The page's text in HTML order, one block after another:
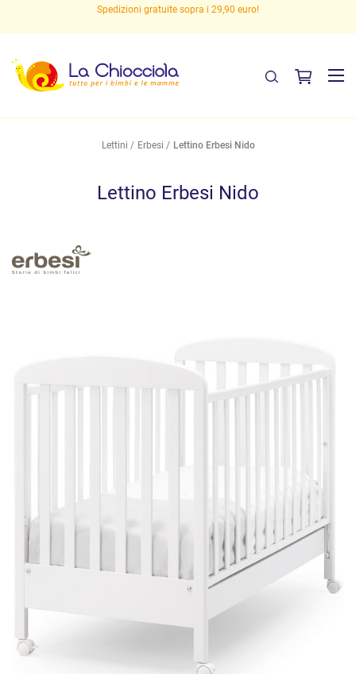
Spedizioni gratuite sopra i 29,90 euro!
Lettini Erbesi Lettino Erbesi Nido
Lettino Erbesi Nido